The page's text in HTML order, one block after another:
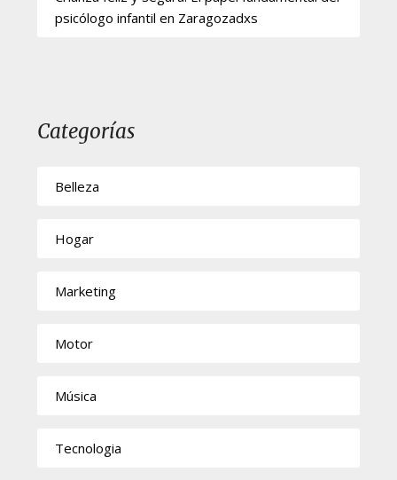
psicólogo infantil en Zaragozadxs
Categorías
Belleza
Hogar
Marketing
Motor
Música
Tecnologia